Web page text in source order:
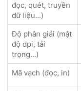
đọc, quét, truyền
dữ liệu...)
Độ phân giải (mật
độ dpi, tải
trọng...)
Mã vạch (đọc, in)